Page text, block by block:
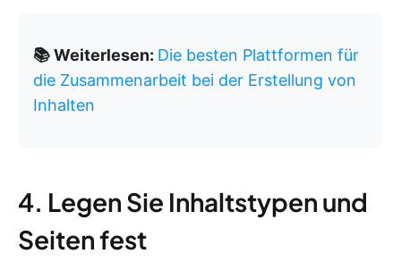
📚 Weiterlesen: Die besten Plattformen für
die Zusammenarbeit bei der Erstellung von
Inhalten
4. Legen Sie Inhaltstypen und
Seiten fest